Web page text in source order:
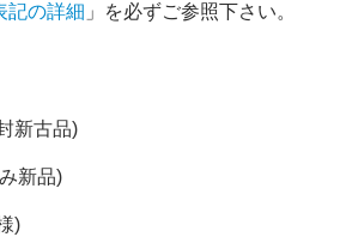
記の詳細 」を必ずご参照下さい。
新古品)
新品)
)